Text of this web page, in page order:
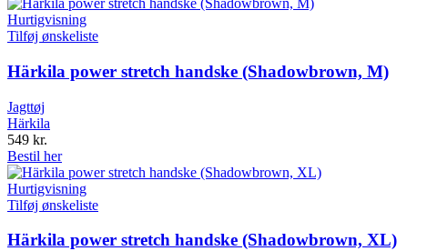
Hurtigvisning
Tilføj ønskeliste
Härkila power stretch handske (Shadowbrown, M)
Jagttøj
Härkila
549 kr.
Bestil her
Hurtigvisning
Tilføj ønskeliste
Härkila power stretch handske (Shadowbrown, XL)